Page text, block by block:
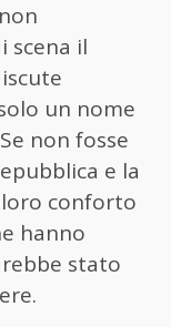
scena il
un nome
non fosse
e la
conforto
hanno
stato